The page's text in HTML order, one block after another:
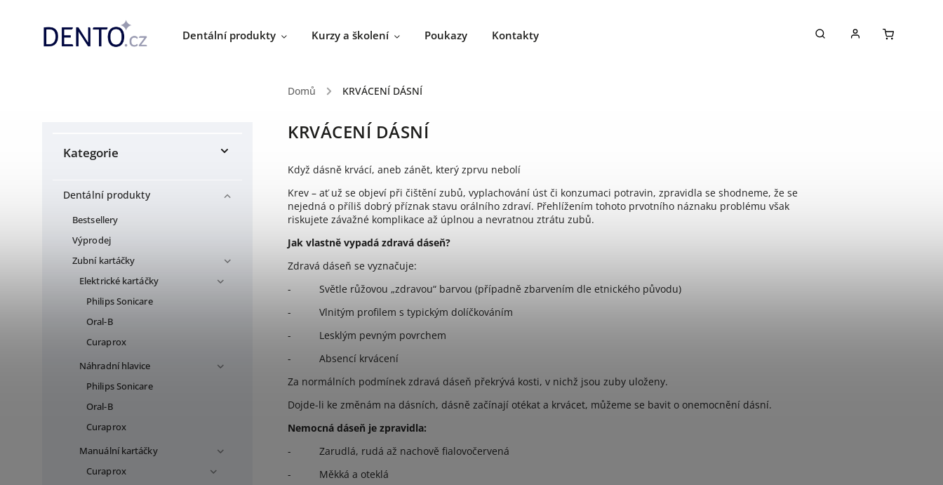
Dentální produkty Kurzy a školení Poukazy Kontakty
Domů / KRVÁCENÍ DÁSNÍ
Kategorie
Dentální produkty
Bestsellery
Výprodej
Zubní kartáčky
Elektrické kartáčky
Philips Sonicare
Oral-B
Curaprox
Náhradní hlavice
Philips Sonicare
Oral-B
Curaprox
Manuální kartáčky
Curaprox
KRVÁCENÍ DÁSNÍ
Když dásně krvácí, aneb zánět, který zprvu nebolí
Krev – ať už se objeví při čištění zubů, vyplachování úst či konzumaci potravin, zpravidla se shodneme, že se
nejedná o příliš dobrý příznak stavu orálního zdraví. Přehlížením tohoto prvotního náznaku problému však
riskujete závažné komplikace až úplnou a nevratnou ztrátu zubů.
Jak vlastně vypadá zdravá dáseň?
Zdravá dáseň se vyznačuje:
-
Světle růžovou „zdravou“ barvou (případně zbarvením dle etnického původu)
-
Vlnitým profilem s typickým dolíčkováním
-
Lesklým pevným povrchem
-
Absencí krvácení
Za normálních podmínek zdravá dáseň překrývá kosti, v nichž jsou zuby uloženy.
Dojde-li ke změnám na dásních, dásně začínají otékat a krvácet, můžeme se bavit o onemocnění dásní.
Nemocná dáseň je zpravidla:
-
Zarudlá, rudá až nachově fialovočervená
-
Měkká a oteklá